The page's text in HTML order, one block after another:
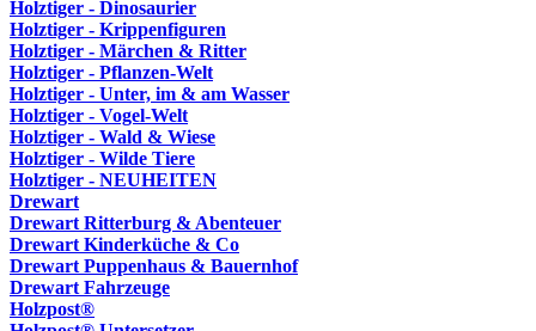
Holztiger - Dinosaurier
Holztiger - Krippenfiguren
Holztiger - Märchen & Ritter
Holztiger - Pflanzen-Welt
Holztiger - Unter, im & am Wasser
Holztiger - Vogel-Welt
Holztiger - Wald & Wiese
Holztiger - Wilde Tiere
Holztiger - NEUHEITEN
Drewart
Drewart Ritterburg & Abenteuer
Drewart Kinderküche & Co
Drewart Puppenhaus & Bauernhof
Drewart Fahrzeuge
Holzpost®